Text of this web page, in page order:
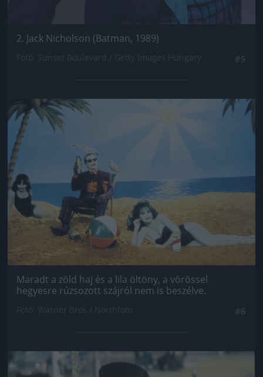
2. Jack Nicholson (Batman, 1989)
Jön még kép!
Maradt a zöld haj és a lila öltöny, a vörössel
hegyesre rúzsozott szájról nem is beszélve.
Jön még kép!